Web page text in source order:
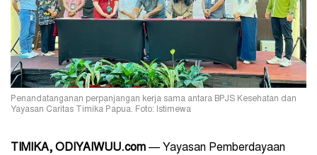
Penandatanganan perpanjangan kerja sama antara BPJS Kesehatan dan
Yayasan Caritas Timika Papua. Foto: Istimewa
TIMIKA, ODIYAIWUU.com — Yayasan Pemberdayaan